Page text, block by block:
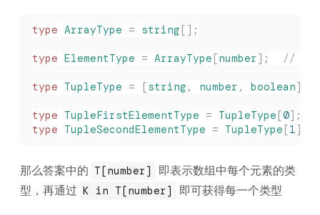
type ArrayType = string [];
type ElementType = ArrayType [number ];
//
type TupleType = [string , number , boolean];
type TupleFirstElementType = TupleType [0];
type TupleSecondElementType = TupleType [1];
那么答案中的 T[number]
即表示数组中每个元素的类
型，再通过 K in T[number] 即可获得每一个类型